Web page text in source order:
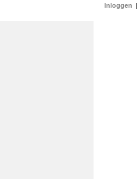
Inloggen |